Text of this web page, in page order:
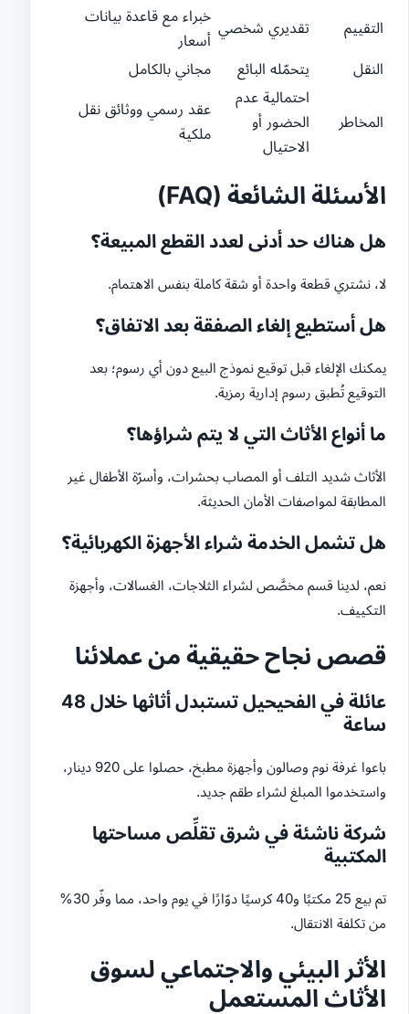
التقييم تقديري شخصي
خبراء مع قاعدة بيانات
أسعار
النقل
يتحمّله البائع مجاني بالكامل
المخاطر
احتمالية عدم
الحضور أو
الاحتيال
عقد رسمي ووثائق نقل
ملكية
الأسئلة الشائعة (FAQ)
هل هناك حد أدنى لعدد القطع المبيعة؟
لا، نشتري قطعة واحدة أو شقة كاملة بنفس الاهتمام.
هل أستطيع إلغاء الصفقة بعد الاتفاق؟
يمكنك الإلغاء قبل توقيع نموذج البيع دون أي رسوم؛ بعد
التوقيع تُطبق رسوم إدارية رمزية.
ما أنواع الأثاث التي لا يتم شراؤها؟
الأثاث شديد التلف أو المصاب بحشرات، وأسرّة الأطفال غير
المطابقة لمواصفات الأمان الحديثة.
هل تشمل الخدمة شراء الأجهزة الكهربائية؟
نعم، لدينا قسم مخصَّص لشراء الثلاجات، الغسالات، وأجهزة
التكييف.
قصص نجاح حقيقية من عملائنا
عائلة في الفحيحيل تستبدل أثاثها خلال 48
ساعة
باعوا غرفة نوم وصالون وأجهزة مطبخ، حصلوا على 920 دينار،
واستخدموا المبلغ لشراء طقم جديد.
شركة ناشئة في شرق تقلِّص مساحتها
المكتبية
تم بيع 25 مكتبًا و40 كرسيًا دوّارًا في يوم واحد، مما وفّر 30%
من تكلفة الانتقال.
الأثر البيئي والاجتماعي لسوق
الأثاث المستعمل